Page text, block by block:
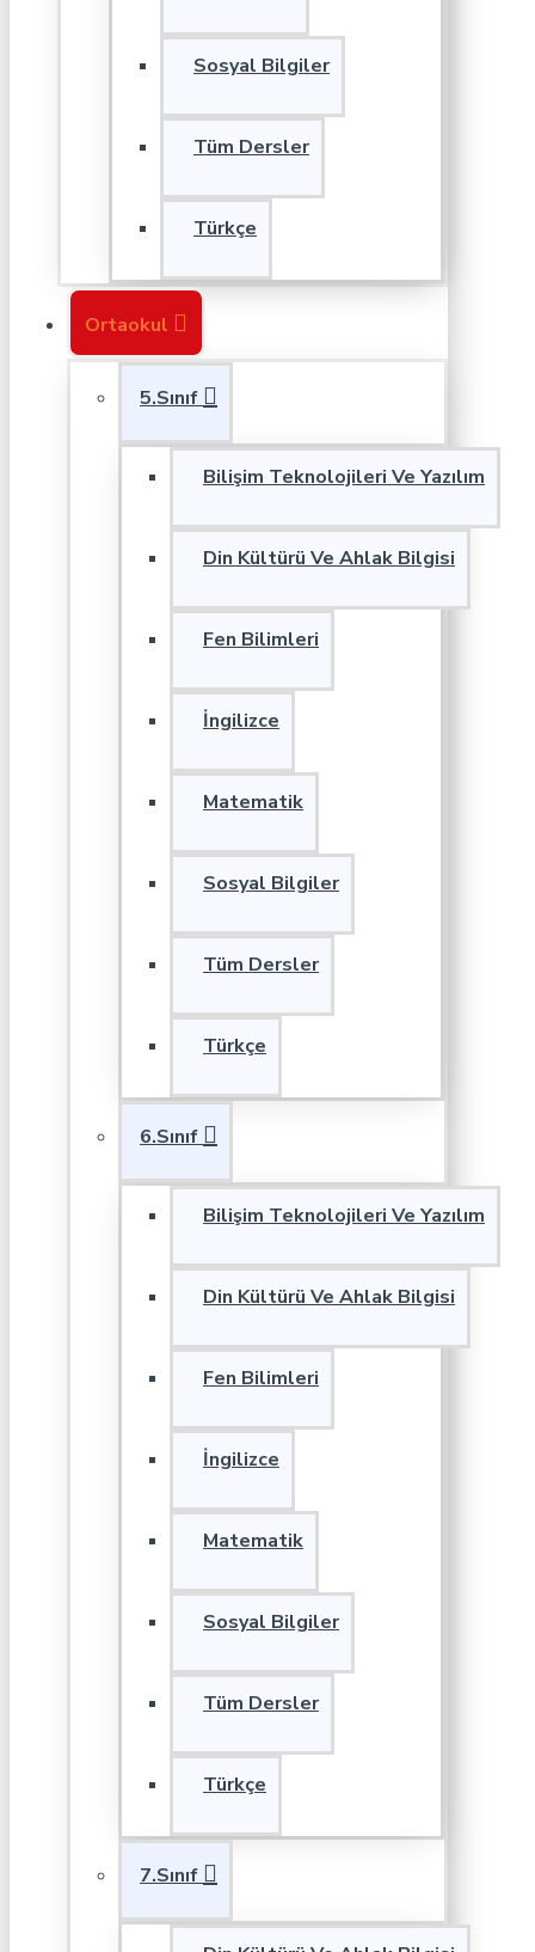
Sosyal Bilgiler
Tüm Dersler
Türkçe
Ortaokul
5.Sınıf
Bilişim Teknolojileri Ve Yazılım
Din Kültürü Ve Ahlak Bilgisi
Fen Bilimleri
İngilizce
Matematik
Sosyal Bilgiler
Tüm Dersler
Türkçe
6.Sınıf
Bilişim Teknolojileri Ve Yazılım
Din Kültürü Ve Ahlak Bilgisi
Fen Bilimleri
İngilizce
Matematik
Sosyal Bilgiler
Tüm Dersler
Türkçe
7.Sınıf